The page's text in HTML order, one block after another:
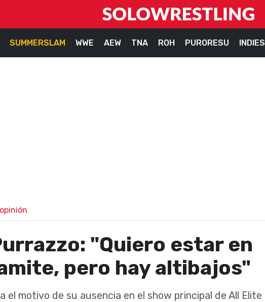
SUMMERSLAM WWE AEW TNA ROH PURORESU INDIES
"Quiero estar en
pero hay altibajos"
el motivo de su ausencia en el show principal de All Elite